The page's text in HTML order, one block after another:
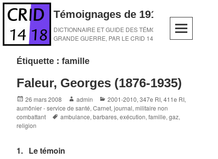
Skip
content
Témoignages de 1914-1918
DICTIONNAIRE ET GUIDE DES TÉMOINS DE LA
GRANDE GUERRE, PAR LE CRID 14-18
Étiquette :famille
Faleur, Georges (1876-1935)
Posted
on
26 mars 2008 Author
admin Categories
2001-2010,347e RI,411e RI,
aumônier - service de santé,Carnet, journal,militaire non
combattant
Tags
ambulance,barbares,exécution,famille,gaz,
religion
1. Le témoin